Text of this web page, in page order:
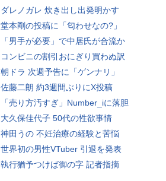
ダレノガレ 炊き出し出発明かす
堂本剛の投稿に「匂わせなの?」
「男手が必要」で中居氏が合流か
コンビニの割引おにぎり買わぬ訳
朝ドラ 次週予告に「ゲンナリ」
佐藤二朗 約3週間ぶりにX投稿
「売り方汚すぎ」Number_iに落胆
大久保佳代子 50代の性欲事情
神田うの 不妊治療の経験と苦悩
世界初の男性VTuber 引退を発表
執行猶予つけば御の字 記者指摘